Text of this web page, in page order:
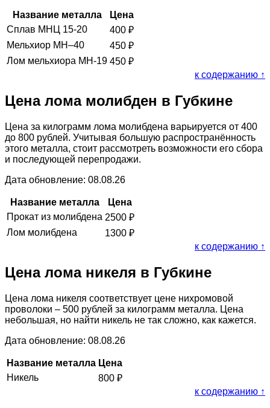
Название металла
Цена
Сплав МНЦ 15-20
400 ₽
Мельхиор МН–40
450 ₽
Лом мельхиора МН-19 450 ₽
к содержанию ↑
Цена лома молибден в Губкине
Цена за килограмм лома молибдена варьируется от 400
до 800 рублей. Учитывая большую распространённость
этого металла, стоит рассмотреть возможности его сбора
и последующей перепродажи.
Дата обновление: 08.08.26
Название металла
Цена
Прокат из молибдена 2500 ₽
Лом молибдена
1300 ₽
к содержанию ↑
Цена лома никеля в Губкине
Цена лома никеля соответствует цене нихромовой
проволоки – 500 рублей за килограмм металла. Цена
небольшая, но найти никель не так сложно, как кажется.
Дата обновление: 08.08.26
Название металла Цена
Никель
800 ₽
к содержанию ↑